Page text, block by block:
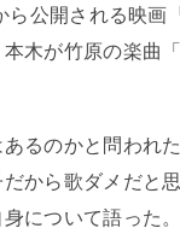
公開される映画
木が竹原の楽曲
るのかと問われ
から歌ダメだと
について語った。